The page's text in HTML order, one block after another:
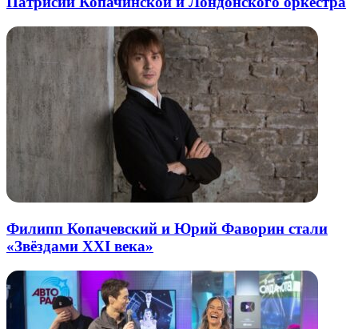
Филипп Копачевский и Юрий Фаворин стали
«Звёздами XXI века»